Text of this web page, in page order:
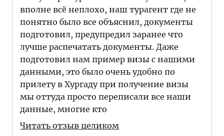
вполне всё неплохо, наш турагент где не
понятно было все объяснил, документы
подготовил, предупредил заранее что
лучше распечатать документы. Даже
подготовил нам пример визы с нашими
данными, это было очень удобно по
прилету в Хургаду при получение визы
мы оттуда просто переписали все наши
данные, многие кто
Читать отзыв целиком